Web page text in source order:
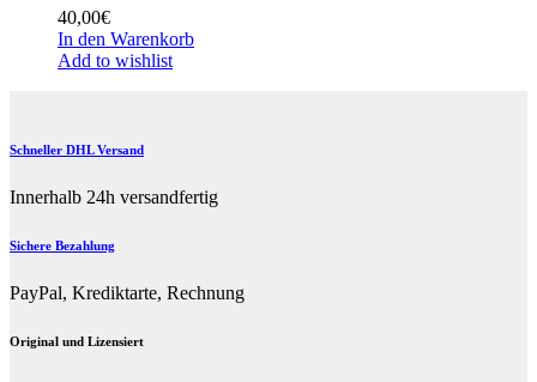
40,00€
In den Warenkorb
Add to wishlist
Schneller DHL Versand
Innerhalb 24h versandfertig
Sichere Bezahlung
PayPal, Krediktarte, Rechnung
Original und Lizensiert